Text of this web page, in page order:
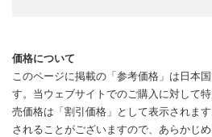
価格について
このページに掲載の「参考価格」は日本
す。当ウェブサイトでのご購入に対して
売価格は「割引価格」として表示されま
されることがございますので、あらかじめ